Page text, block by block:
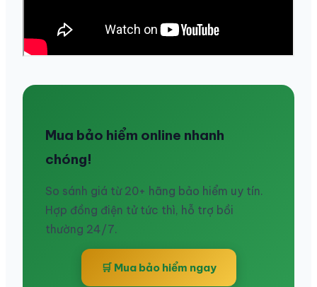
Mua bảo hiểm online nhanh
chóng!
So sánh giá từ 20+ hãng bảo hiểm uy tín.
Hợp đồng điện tử tức thì, hỗ trợ bồi
thường 24/7.
🛒 Mua bảo hiểm ngay